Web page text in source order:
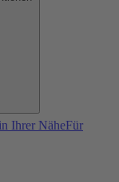
Ihrer NäheFür